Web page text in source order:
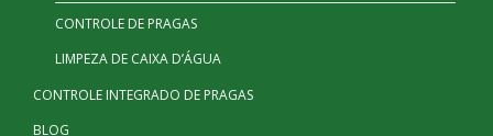
CONTROLE DE PRAGAS
LIMPEZA DE CAIXA D’ÁGUA
CONTROLE INTEGRADO DE PRAGAS
BLOG